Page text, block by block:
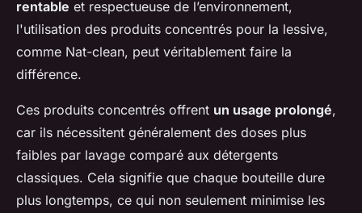
rentable et respectueuse de l’environnement,
l'utilisation des produits concentrés pour la lessive,
comme Nat-clean, peut véritablement faire la
différence.
Ces produits concentrés offrent un usage prolongé,
car ils nécessitent généralement des doses plus
faibles par lavage comparé aux détergents
classiques. Cela signifie que chaque bouteille dure
plus longtemps, ce qui non seulement minimise les